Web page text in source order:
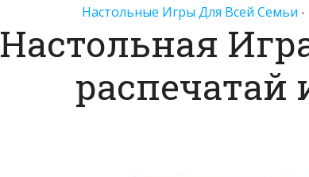
Настольные Игры Для Всей Семьи •
Настольная
распечатай